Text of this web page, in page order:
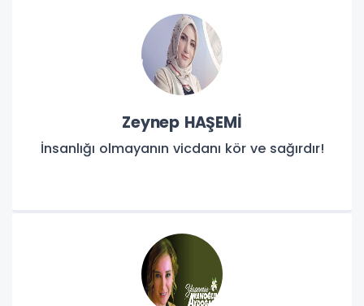
Zeynep HAŞEMİ
İnsanlığı olmayanın vicdanı kör ve sağırdır!